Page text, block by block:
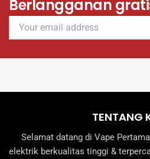
Berlangganan
TENTANG
Selamat datang di Vape
elektrik berkualitas tinggi &